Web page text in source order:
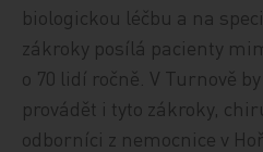
biologickou léčbu a na
zákroky posílá pacienty
o 70 lidí ročně. V Turnově
provádět i tyto zákroky,
odborníci z nemocnice v